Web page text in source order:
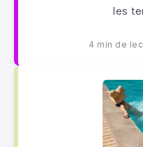
les
4 min de